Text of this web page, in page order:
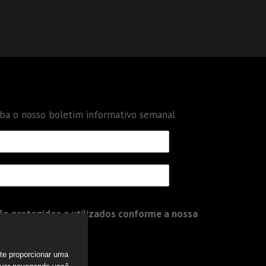
o nosso boletim informativo semanal
protegidos e utilizados conforme a nossa
proporcionar uma